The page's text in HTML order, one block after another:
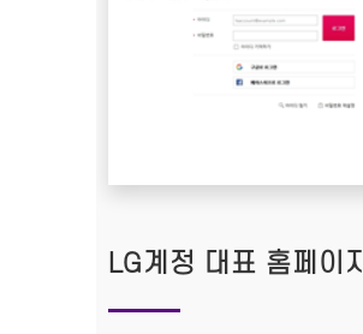
LG계정 대표 홈페이지